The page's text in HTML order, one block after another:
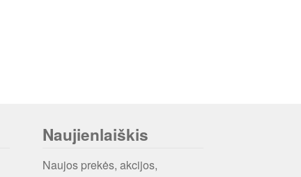
Naujienlaiškis
Naujos prekės, akcijos,